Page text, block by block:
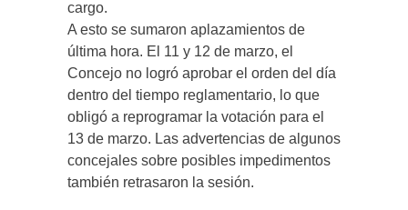
cargo.
A esto se sumaron aplazamientos de
última hora. El 11 y 12 de marzo, el
Concejo no logró aprobar el orden del día
dentro del tiempo reglamentario, lo que
obligó a reprogramar la votación para el
13 de marzo. Las advertencias de algunos
concejales sobre posibles impedimentos
también retrasaron la sesión.